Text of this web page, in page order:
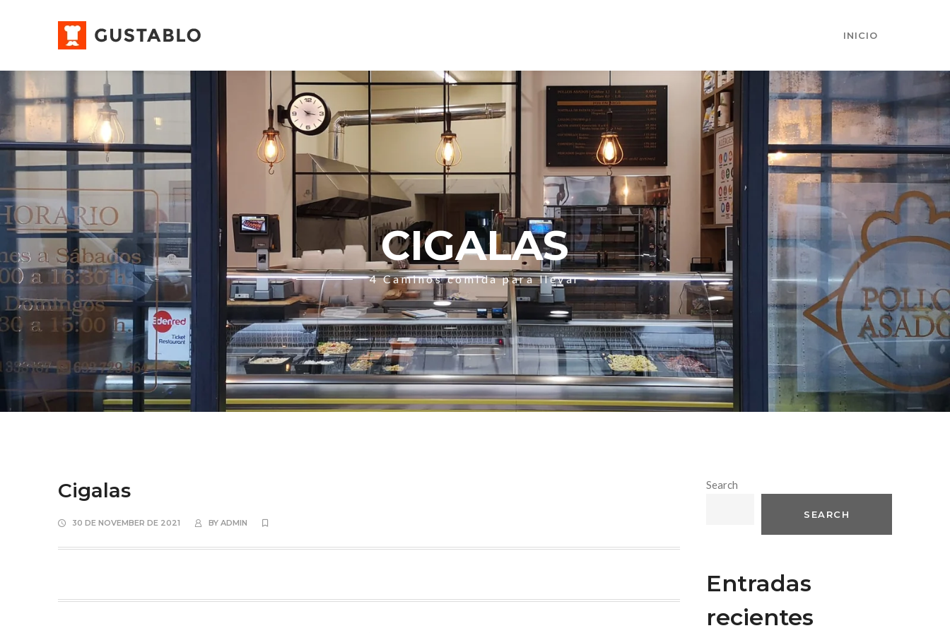
INICIO
CIGALAS
4 Caminos comida para llevar
Cigalas
30 DE NOVEMBER DE 2021 BY ADMIN
Search
SEARCH
Entradas
recientes